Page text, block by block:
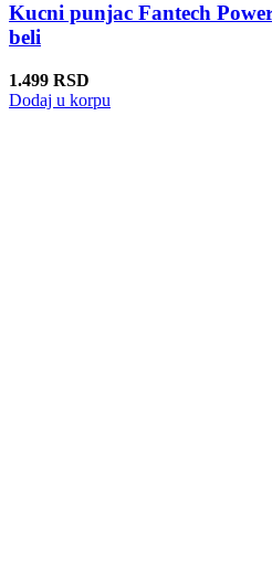
Kucni punjac Fantech
beli
1.499 RSD
Dodaj u korpu